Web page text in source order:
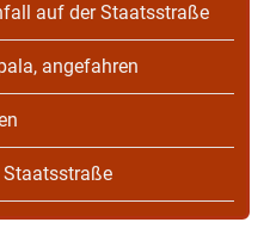
auf der Staatsstraße
angefahren
Staatsstraße